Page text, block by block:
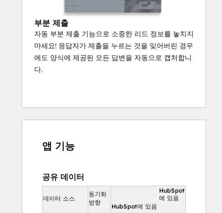
부분 제출
자동 부분 제출 기능으로 소중한 리드 정보를 놓치지
마세요! 응답자가 제출을 누르는 것을 잊어버린 경우
에도 양식에 제공된 모든 답변을 자동으로 캡처합니
다.
앱 기능
공유 데이터
데이터 소스
동기화
방향
HubSpot
에 있음
HubSpot에 있음